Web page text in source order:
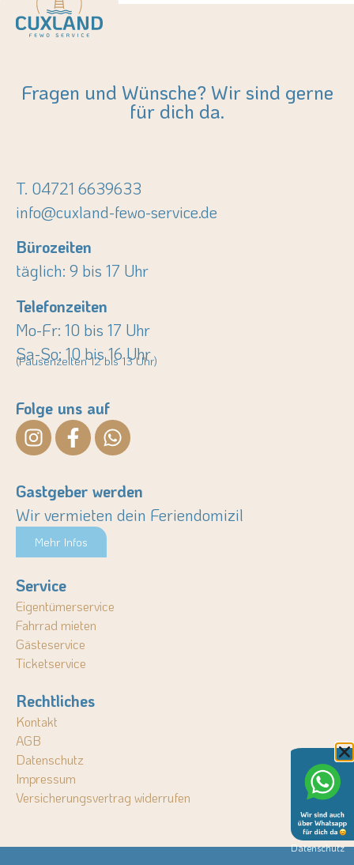
Fragen und Wünsche? Wir sind gerne
für dich da.
T. 04721 6639633
info@cuxland-fewo-service.de
Bürozeiten
täglich: 9 bis 17 Uhr
Telefonzeiten
Mo-Fr: 10 bis 17 Uhr
Sa-So: 10 bis 16 Uhr
(Pausenzeiten 12 bis 13 Uhr)
Folge uns auf
Gastgeber werden
Wir vermieten dein Feriendomizil
Mehr Infos
Service
Eigentümerservice
Fahrrad mieten
Gästeservice
Ticketservice
Rechtliches
Kontakt
AGB
Datenschutz
Impressum
Versicherungsvertrag widerrufen
Datenschutz